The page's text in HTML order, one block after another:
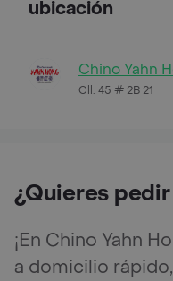
ubicación
Chino Yahn
Cll. 45 # 2B 21
¿Quieres
¡En Chino Yahn
a domicilio